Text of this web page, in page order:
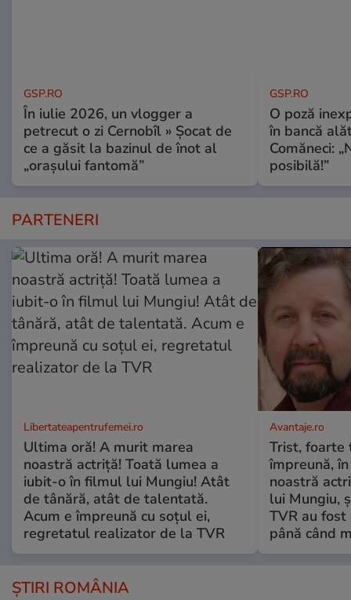
GSP.RO
În iulie 2026, un vlogger a
petrecut o zi Cernobîl » Șocat de
ce a găsit la bazinul de înot al
„orașului fantomă”
GSP.RO
O poză
în bancă
Comăneci:
posibilă!”
PARTENERI
Libertateapentrufemei.ro
Ultima oră! A murit marea
noastră actriță! Toată lumea a
iubit-o în filmul lui Mungiu! Atât
de tânără, atât de talentată.
Acum e împreună cu soțul ei,
regretatul realizator de la TVR
Avantaje.ro
Trist, foarte
împreună,
noastră
lui Mungiu,
TVR au
până când
ȘTIRI ROMÂNIA